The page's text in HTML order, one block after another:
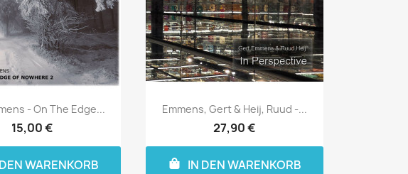
- On The Edge...
15,00 €
WARENKORB
Emmens, Gert & Heij, Ruud -...
27,90 €
IN DEN WARENKORB